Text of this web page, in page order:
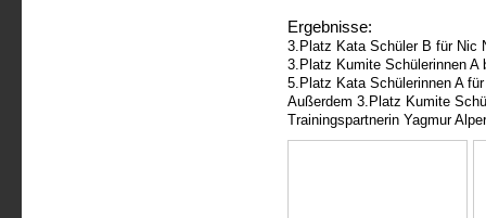
Ergebnisse:
3.Platz Kata Schüler B für Nic
3.Platz Kumite Schülerinnen A
5.Platz Kata Schülerinnen A
Außerdem 3.Platz Kumite
Trainingspartnerin Yagmur